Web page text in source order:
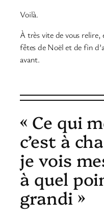
Voilà.
À très vite de vous relire,
fêtes de Noël et de fin
avant.
« Ce qui
c’est à
je vois
à quel
grandi »